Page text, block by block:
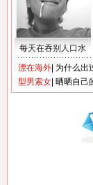
每天在吞别人口水
漂在海外 为什么出
型男索女 晒晒自己